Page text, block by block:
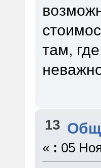
там,
13
« : 05